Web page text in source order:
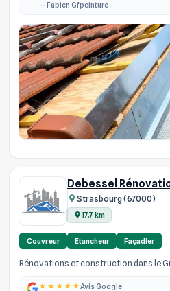
effectivement je les ai contacté dans la
— Fabien Gfpeinture
Debessel
Strasbourg (67000)
17.7 km
Couvreur Etancheur Façadier
Rénovations et construction dans le
Avis Google